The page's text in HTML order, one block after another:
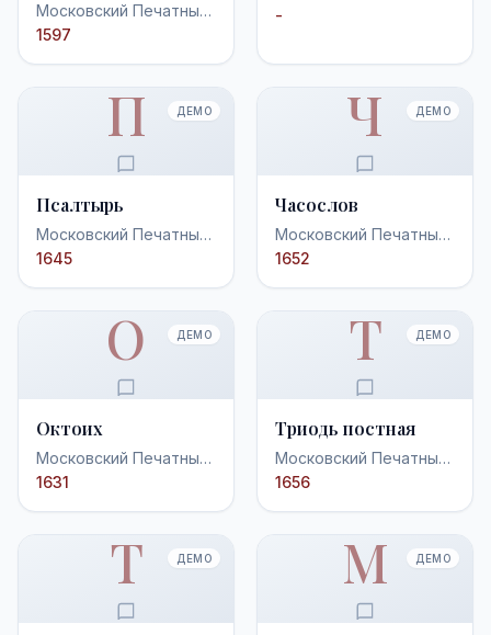
Московский Печатный
двор
1597
двор
-
ДЕМО
П
Псалтырь
Московский Печатный
двор
1645
ДЕМО
Ч
Часослов
Московский Печатный
двор
1652
ДЕМО
О
Октоих
Московский Печатный
двор
1631
ДЕМО
Т
Триодь постная
Московский Печатный
двор
1656
ДЕМО
Т ДЕМО
М